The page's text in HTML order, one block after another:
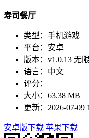
寿司餐厅
类型：手机游戏
平台：安卓
版本：v1.0.13 无
语言：中文
评分：
大小：63.38 MB
更新：2026-07-09
安卓版下载 苹果下载